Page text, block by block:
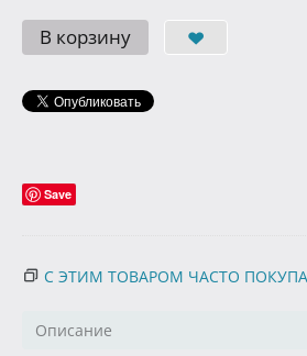
В корзину
Save
С ЭТИМ ТОВАРОМ ЧАСТО
Описание